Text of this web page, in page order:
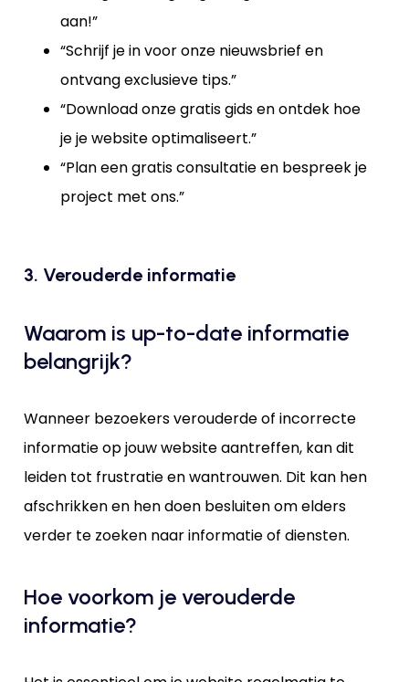
aan!”
“Schrijf je in voor onze nieuwsbrief en
ontvang exclusieve tips.”
“Download onze gratis gids en ontdek hoe
je je website optimaliseert.”
“Plan een gratis consultatie en bespreek je
project met ons.”
3. Verouderde informatie
Waarom is up-to-date informatie
belangrijk?
Wanneer bezoekers verouderde of incorrecte
informatie op jouw website aantreffen, kan dit
leiden tot frustratie en wantrouwen. Dit kan hen
afschrikken en hen doen besluiten om elders
verder te zoeken naar informatie of diensten.
Hoe voorkom je verouderde
informatie?